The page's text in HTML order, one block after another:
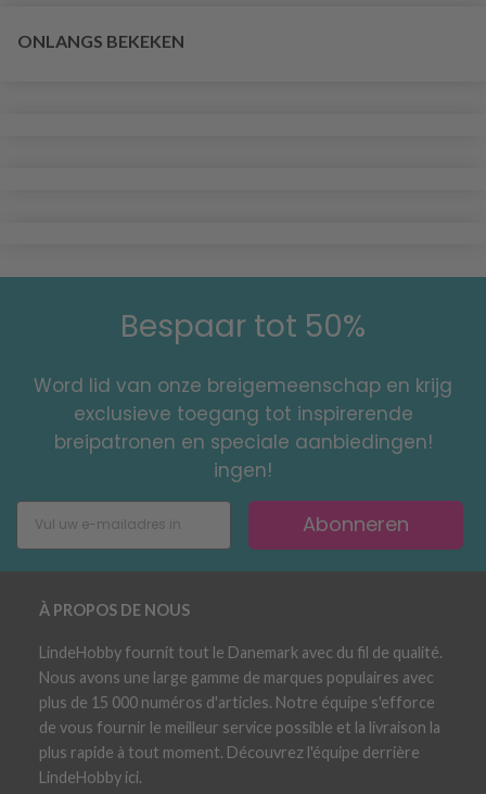
ONLANGS BEKEKEN
Bespaar tot 50%
Word lid van onze breigemeenschap en krijg
exclusieve toegang tot inspirerende
breipatronen en speciale aanbiedingen!
ingen!
Abonneren
À PROPOS DE NOUS
LindeHobby fournit tout le Danemark avec du fil de qualité.
Nous avons une large gamme de marques populaires avec
plus de 15 000 numéros d'articles. Notre équipe s'efforce
de vous fournir le meilleur service possible et la livraison la
plus rapide à tout moment. Découvrez l'équipe derrière
LindeHobby ici.